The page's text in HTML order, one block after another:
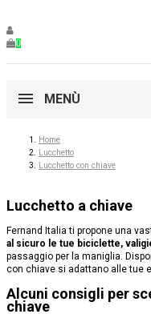
0
MENÙ
Home
Lucchetto
Lucchetto con chiave
Lucchetto a chiave
Fernand Italia ti propone una
al sicuro le tue biciclette,
passaggio per la maniglia.
con chiave si adattano alle tue
Alcuni consigli per
chiave